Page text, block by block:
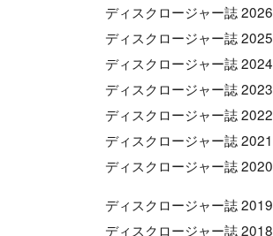
ディスクロージャー誌 2026
ディスクロージャー誌 2025
ディスクロージャー誌 2024
ディスクロージャー誌 2023
ディスクロージャー誌 2022
ディスクロージャー誌 2021
ディスクロージャー誌 2020
ディスクロージャー誌 2019
ディスクロージャー誌 2018